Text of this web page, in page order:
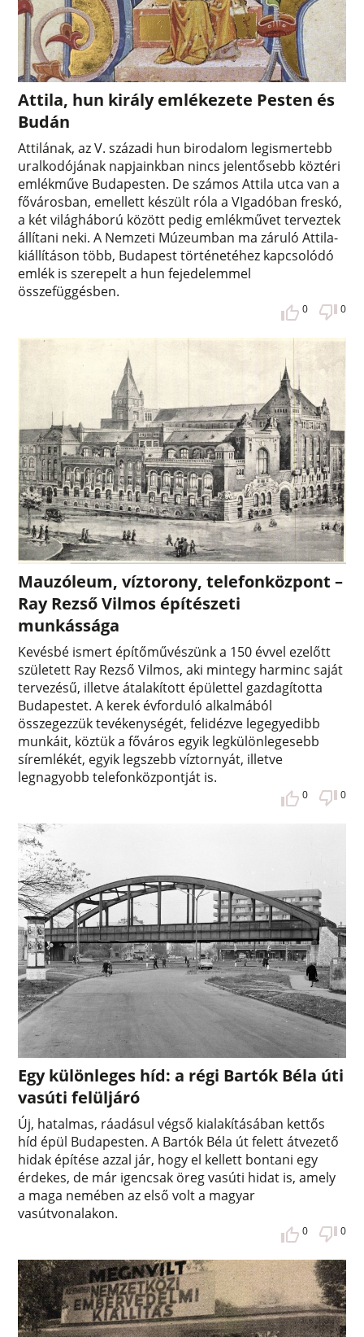
Attila, hun király emlékezete Pesten és
Budán
Attilának, az V. századi hun birodalom legismertebb
uralkodójának napjainkban nincs jelentősebb köztéri
emlékműve Budapesten. De számos Attila utca van a
fővárosban, emellett készült róla a VIgadóban freskó,
a két világháború között pedig emlékművet terveztek
állítani neki. A Nemzeti Múzeumban ma záruló Attila-
kiállításon több, Budapest történetéhez kapcsolódó
emlék is szerepelt a hun fejedelemmel
összefüggésben.
0 0
Mauzóleum, víztorony, telefonközpont –
Ray Rezső Vilmos építészeti
munkássága
Kevésbé ismert építőművészünk a 150 évvel ezelőtt
született Ray Rezső Vilmos, aki mintegy harminc saját
tervezésű, illetve átalakított épülettel gazdagította
Budapestet. A kerek évforduló alkalmából
összegezzük tevékenységét, felidézve legegyedibb
munkáit, köztük a főváros egyik legkülönlegesebb
síremlékét, egyik legszebb víztornyát, illetve
legnagyobb telefonközpontját is.
0 0
Egy különleges híd: a régi Bartók Béla úti
vasúti felüljáró
Új, hatalmas, ráadásul végső kialakításában kettős
híd épül Budapesten. A Bartók Béla út felett átvezető
hidak építése azzal jár, hogy el kellett bontani egy
érdekes, de már igencsak öreg vasúti hidat is, amely
a maga nemében az első volt a magyar
vasútvonalakon.
0 0